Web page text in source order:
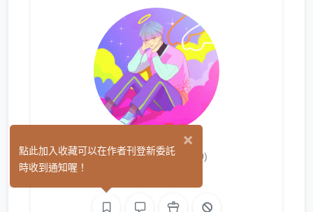
MeroCiao (0)
×
點此加入收藏可以在作者刊登新委託
時收到通知喔！